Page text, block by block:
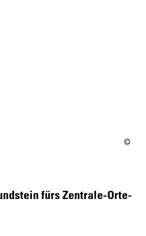
fürs Zentrale-Orte-